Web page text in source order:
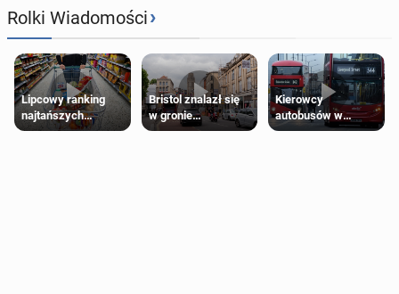
Rolki Wiadomości›
Lipcowy ranking
najtańszych
supermarketów
Bristol znalazł się
w gronie
najlepszych
Kierowcy
autobusów w
Londynie